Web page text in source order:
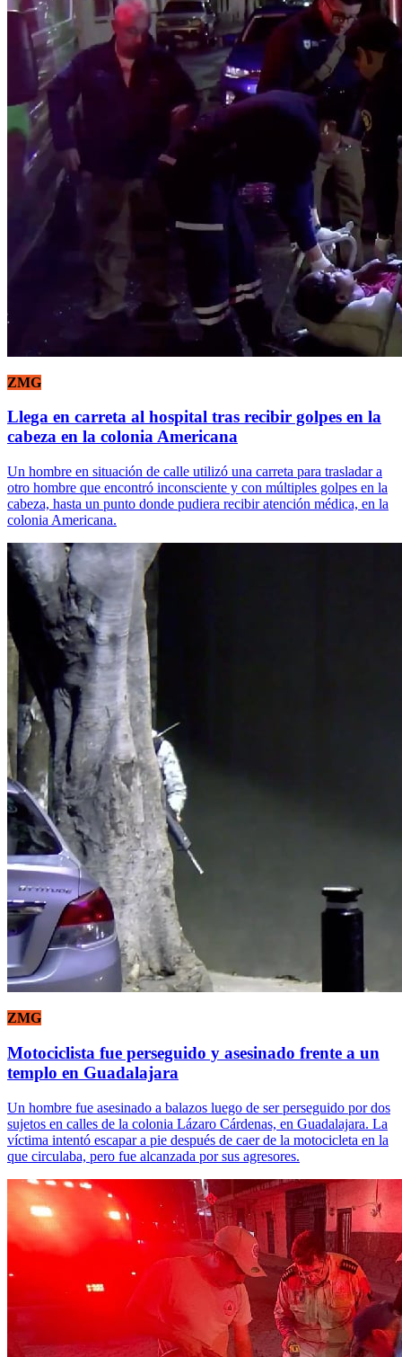
ZMG
Llega en carreta al hospital tras recibir golpes en la
cabeza en la colonia Americana
Un hombre en situación de calle utilizó una carreta para trasladar a
otro hombre que encontró inconsciente y con múltiples golpes en la
cabeza, hasta un punto donde pudiera recibir atención médica, en la
colonia Americana.
ZMG
Motociclista fue perseguido y asesinado frente a un
templo en Guadalajara
Un hombre fue asesinado a balazos luego de ser perseguido por dos
sujetos en calles de la colonia Lázaro Cárdenas, en Guadalajara. La
víctima intentó escapar a pie después de caer de la motocicleta en la
que circulaba, pero fue alcanzada por sus agresores.